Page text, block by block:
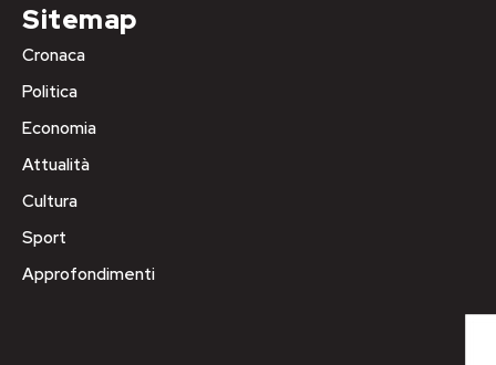
Sitemap
Cronaca
Politica
Economia
Attualità
Cultura
Sport
Approfondimenti